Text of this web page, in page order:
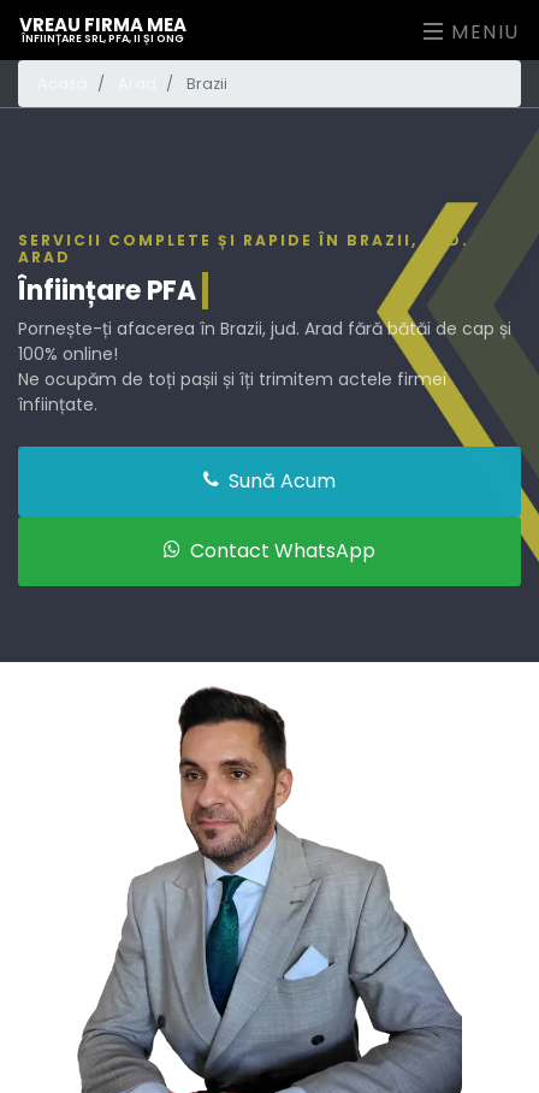
VREAU FIRMA MEA
ÎNFIINȚARE SRL, PFA, II ȘI ONG MENIU
Brazii
SERVICII COMPLETE ȘI RAPIDE ÎN BRAZII, JUD.
ARAD
ÎnființarePFA
Pornește-ți afacerea în Brazii, jud. Arad fără bătăi de cap și
100% online!
Ne ocupăm de toți pașii și îți trimitem actele firmei
înființate.
Sună Acum
Contact WhatsApp